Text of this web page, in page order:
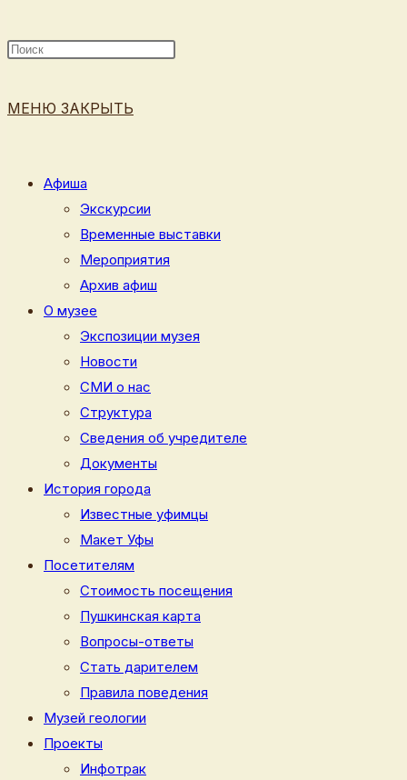
МЕНЮ ЗАКРЫТЬ
Афиша
Экскурсии
Временные выставки
Мероприятия
Архив афиш
О музее
Экспозиции музея
Новости
СМИ о нас
Структура
Сведения об учредителе
Документы
История города
Известные уфимцы
Макет Уфы
Посетителям
Стоимость посещения
Пушкинская карта
Вопросы-ответы
Стать дарителем
Правила поведения
Музей геологии
Проекты
Инфотрак